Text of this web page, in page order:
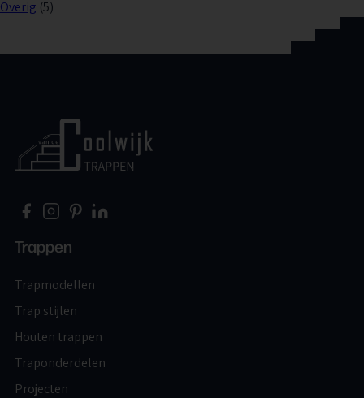
Overig (5)
Trappen
Trapmodellen
Trap stijlen
Houten trappen
Traponderdelen
Projecten